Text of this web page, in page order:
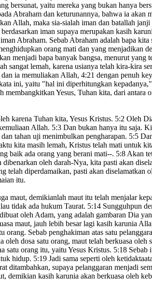
bersunat, yaitu mereka yang bukan hanya
Abraham dan keturunannya, bahwa ia akan
Allah, maka sia-sialah iman dan batallah janji
iman supaya merupakan kasih
Abraham. Sebab Abraham adalah bapa kita
orang mati dan yang menjadikan
menjadi bapa banyak bangsa, menurut yang
sangat lemah, karena usianya telah kira-kira
ia memuliakan Allah, 4:21 dengan penuh
ini, yaitu "hal ini diperhitungkan
membangkitkan Yesus, Tuhan kita, dari antara
karena Tuhan kita, Yesus Kristus. 5:2 Oleh
Allah. 5:3 Dan bukan hanya itu saja.
tahan uji menimbulkan pengharapan. 5:5
kita masih lemah, Kristus telah mati untuk
baik ada orang yang berani mati--. 5:8 Akan
dibenarkan oleh darah-Nya, kita pasti akan
telah diperdamaikan, pasti akan diselamatkan
itu.
maut, demikianlah maut itu telah menjalar
tidak ada hukum Taurat. 5:14 Sungguhpun
oleh Adam, yang adalah gambaran Dia
maut, jauh lebih besar lagi kasih karunia
orang. Sebab penghakiman atas satu
oleh dosa satu orang, maut telah berkuasa oleh
satu orang itu, yaitu Yesus Kristus. 5:18 Sebab
hidup. 5:19 Jadi sama seperti oleh
ditambahkan, supaya pelanggaran menjadi
demikian kasih karunia akan berkuasa oleh